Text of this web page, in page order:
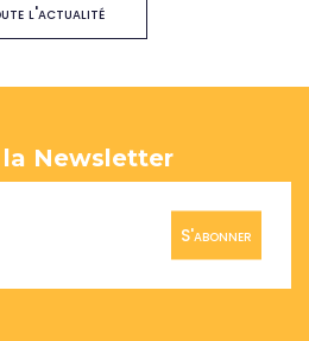
l'actualité
Newsletter
S'abonner